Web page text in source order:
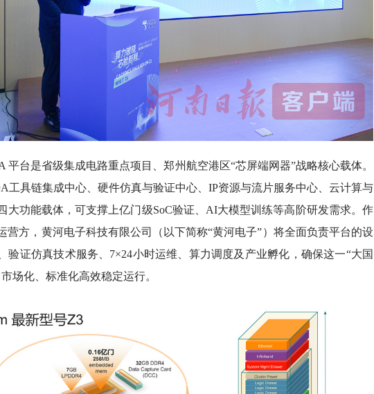
平台是省级集成电路重点项目、郑州航空港区“芯屏端网器”战略核心载体。
工具链集成中心、硬件仿真与验证中心、IP资源与流片服务中心、云计算与
大功能载体，可支撑上亿门级SoC验证、AI大模型训练等高阶研发需求。作
营方，黄河电子科技有限公司（以下简称“黄河电子”）将全面负责平台的设
验证仿真技术服务、7×24小时运维、算力调度及产业孵化，确保这一“大国
场化、标准化高效稳定运行。